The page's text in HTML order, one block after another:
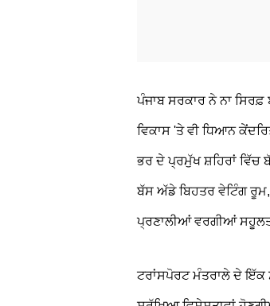
ਪੰਜਾਬ ਸਰਕਾਰ ਨੇ ਨਾ
ਵਿਕਾਸ 'ਤੇ ਵੀ ਧਿਆਨ
ਭਰ ਦੇ ਪ੍ਰਮੁੱਖ ਸ਼ਹਿਰਾਂ
ਬੱਸ ਅੱਡੇ ਬਿਹਤਰ ਵੇਟਿੰਗ
ਪ੍ਰਣਾਲੀਆਂ ਵਰਗੀਆਂ
ਟਰਾਂਸਪੋਰਟ ਮੰਤਰਾਲੇ ਦੇ ਇੱਕ